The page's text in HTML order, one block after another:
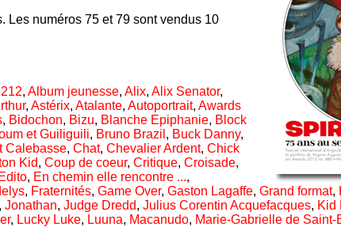
Les numéros 75 et 79 sont vendus 10
, Album jeunesse, Alix, Alix Senator,
, Astérix, Atalante, Autoportrait, Awards
, Bidochon, Bizu, Blanche Epiphanie, Block
et Guiliguili, Bruno Brazil , Buck Danny,
Calebasse, Chat, Chevalier Ardent, Chick
Kid, Coup de coeur, Critique, Croisade,
Edito, En chemin elle rencontre ...,
, Fraternités, Game Over, Gaston Lagaffe, Grand format,
, Jonathan, Judge Dredd, Julius Corentin Acquefacques, Kid
, Lucky Luke, Luuna, Macanudo, Marie-Gabrielle de Saint-